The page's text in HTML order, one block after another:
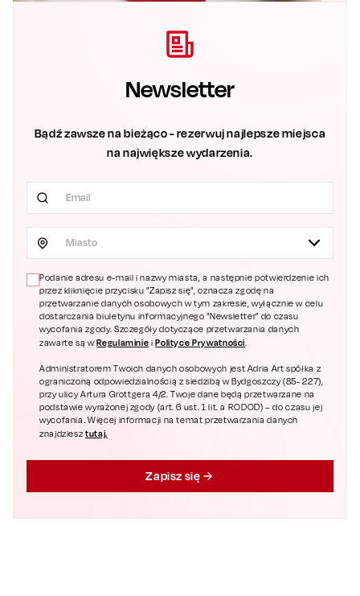
Newsletter
Bądź zawsze na bieżąco - rezerwuj najlepsze miejsca
na największe wydarzenia.
Miasto
Podanie adresu e-mail i nazwy miasta, a następnie potwierdzenie ich
przez kliknięcie przycisku "Zapisz się", oznacza zgodę na
przetwarzanie danych osobowych w tym zakresie, wyłącznie w celu
dostarczania biuletynu informacyjnego "Newsletter" do czasu
wycofania zgody. Szczegóły dotyczące przetwarzania danych
zawarte są wRegulaminie iPolityce Prywatności.
Administratorem Twoich danych osobowych jest Adria Art spółka z
ograniczoną odpowiedzialnością z siedzibą w Bydgoszczy (85- 227),
przy ulicy Artura Grottgera 4/2. Twoje dane będą przetwarzane na
podstawie wyrażonej zgody (art. 6 ust. 1 lit. a RODOD) – do czasu jej
wycofania. Więcej informacji na temat przetwarzania danych
znajdziesztutaj.
Zapisz się